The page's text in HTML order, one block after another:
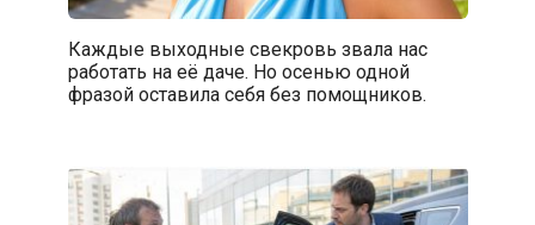
Каждые выходные свекровь звала нас
работать на её даче. Но осенью одной
фразой оставила себя без помощников.